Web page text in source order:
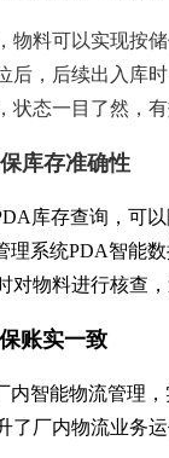
物料可以实现按
后，后续出入库
状态一目了然，
库存准确性
库存查询，可以
系统PDA智能数
对物料进行核查
账实一致
内智能物流管理
了厂内物流业务